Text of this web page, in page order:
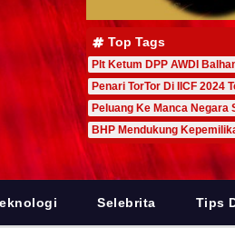
Top Tags
Plt Ketum DPP AWDI
Penari TorTor Di IICF 2024
Peluang Ke Manca Negara
BHP Mendukung
Selebrita Tips